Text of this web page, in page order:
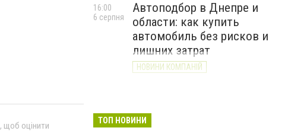
, щоб оцінити
Автоподбор в Днепре и
области: как купить
автомобиль без рисков и
лишних затрат
НОВИНИ КОМПАНІЙ
16:00
6 серпня
ТОП НОВИНИ